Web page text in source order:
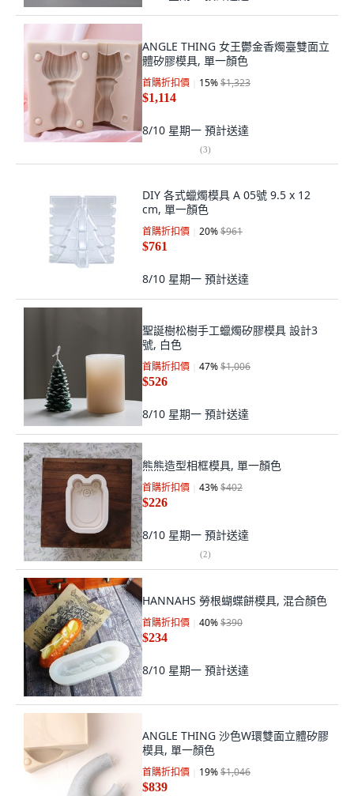
ANGLE THING 女王鬱金香燭臺雙面立
體矽膠模具, 單一顏色
首購折扣價 15%$1,323
$1,114
8/10 星期一 預計送達
(3)
DIY 各式蠟燭模具 A 05號 9.5 x 12
cm, 單一顏色
首購折扣價 20%$961
$761
8/10 星期一 預計送達
聖誕樹松樹手工蠟燭矽膠模具 設計3
號, 白色
首購折扣價 47%$1,006
$526
8/10 星期一 預計送達
熊熊造型相框模具, 單一顏色
首購折扣價 43%$402
$226
8/10 星期一 預計送達
(2)
HANNAHS 勞根蝴蝶餅模具, 混合顏色
首購折扣價 40%$390
$234
8/10 星期一 預計送達
ANGLE THING 沙色W環雙面立體矽膠
模具, 單一顏色
首購折扣價 19%$1,046
$839